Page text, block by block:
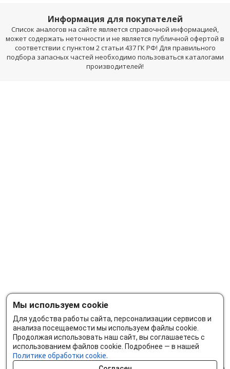
Информация для покупателей
Список аналогов на сайте является справочной информацией,
может содержать неточности и не является публичной офертой в
соответствии с пунктом 2 статьи 437 ГК РФ! Для правильного
подбора запасных частей необходимо пользоваться каталогами
производителей!
Мы используем cookie
Для удобства работы сайта, персонализации сервисов и
анализа посещаемости мы используем файлы cookie.
Продолжая использовать наш сайт, вы соглашаетесь с
использованием файлов cookie. Подробнее — в нашей
Политике обработки cookie.